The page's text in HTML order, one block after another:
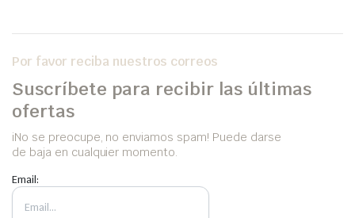
Por favor reciba nuestros correos
Suscríbete para recibir las últimas
ofertas
iNo se preocupe, no enviamos spam! Puede darse
de baja en cualquier momento.
Email: